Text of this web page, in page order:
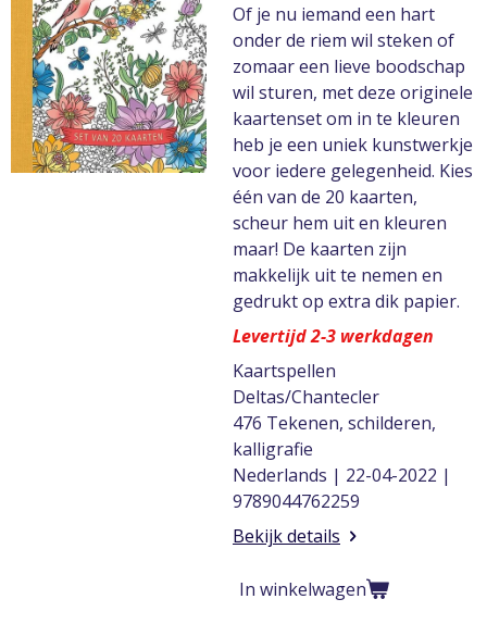
Of je nu iemand een hart
onder de riem wil steken of
zomaar een lieve boodschap
wil sturen, met deze originele
kaartenset om in te kleuren
heb je een uniek kunstwerkje
voor iedere gelegenheid. Kies
één van de 20 kaarten,
scheur hem uit en kleuren
maar! De kaarten zijn
makkelijk uit te nemen en
gedrukt op extra dik papier.
Levertijd 2-3 werkdagen
Kaartspellen
Deltas/Chantecler
476 Tekenen, schilderen,
kalligrafie
Nederlands | 22-04-2022 |
9789044762259
Bekijk details
In winkelwagen